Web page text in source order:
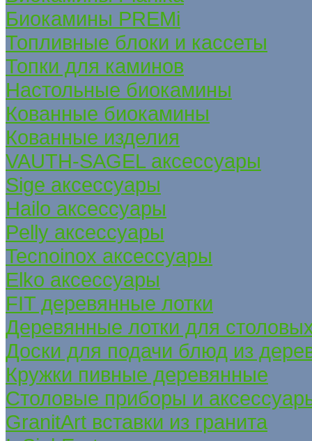
Биокамины PREMi
Топливные блоки и кассеты
Топки для каминов
Настольные биокамины
Кованные биокамины
Кованные изделия
VAUTH-SAGEL аксессуары
Sige аксессуары
Hailo аксессуары
Pelly аксессуары
Tecnoinox аксессуары
Elko аксессуары
FIT деревянные лотки
Деревянные лотки для
Доски для подачи блюд из
Кружки пивные деревянные
Столовые приборы и
GranitArt вставки из гранита